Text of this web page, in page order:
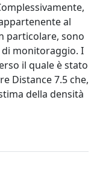
al
particolare, sono
monitoraggio. I
il quale è stato
Distance 7.5 che,
della densità